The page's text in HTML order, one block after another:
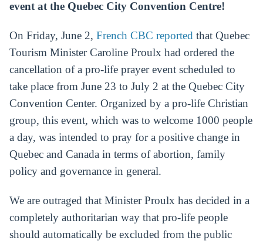
event at the Quebec City Convention Centre!
On Friday, June 2, French CBC reported that Quebec
Tourism Minister Caroline Proulx had ordered the
cancellation of a pro-life prayer event scheduled to
take place from June 23 to July 2 at the Quebec City
Convention Center. Organized by a pro-life Christian
group, this event, which was to welcome 1000 people
a day, was intended to pray for a positive change in
Quebec and Canada in terms of abortion, family
policy and governance in general.
We are outraged that Minister Proulx has decided in a
completely authoritarian way that pro-life people
should automatically be excluded from the public